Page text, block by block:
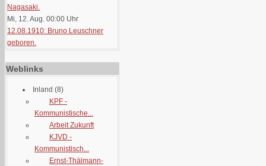
Nagasaki.
Mi, 12. Aug. 00:00 Uhr
12.08.1910: Bruno Leuschner
geboren.
Weblinks
Inland (8)
KPF -
Kommunistische...
Arbeit Zukunft
KJVD -
Kommunistisch...
Ernst-Thälmann-